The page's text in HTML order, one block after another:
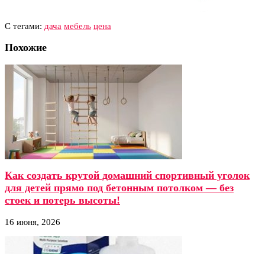
С тегами: дача мебель цена
Похожие
Как создать крутой домашний спортивный уголок
для детей прямо под бетонным потолком — без
стоек и потерь высоты!
16 июня, 2026